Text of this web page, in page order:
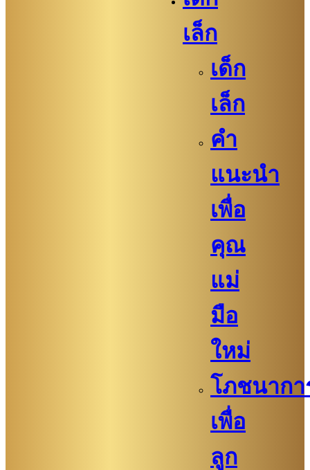
เล็ก
เด็ก
เล็ก
คำ
แนะนำ
เพื่อ
คุณ
แม่
มือ
ใหม่
โภชนากา
เพื่อ
ลูก